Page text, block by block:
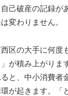
己破産の記録が
変わりません。
区の大手に何度
が積み上がりま
と、中小消費者
が起きます。「